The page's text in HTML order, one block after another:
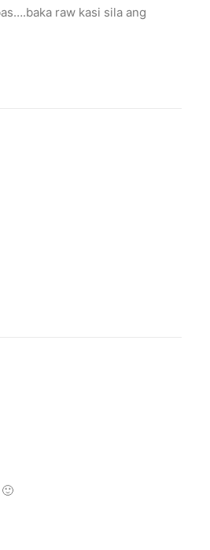
raw kasi sila ang